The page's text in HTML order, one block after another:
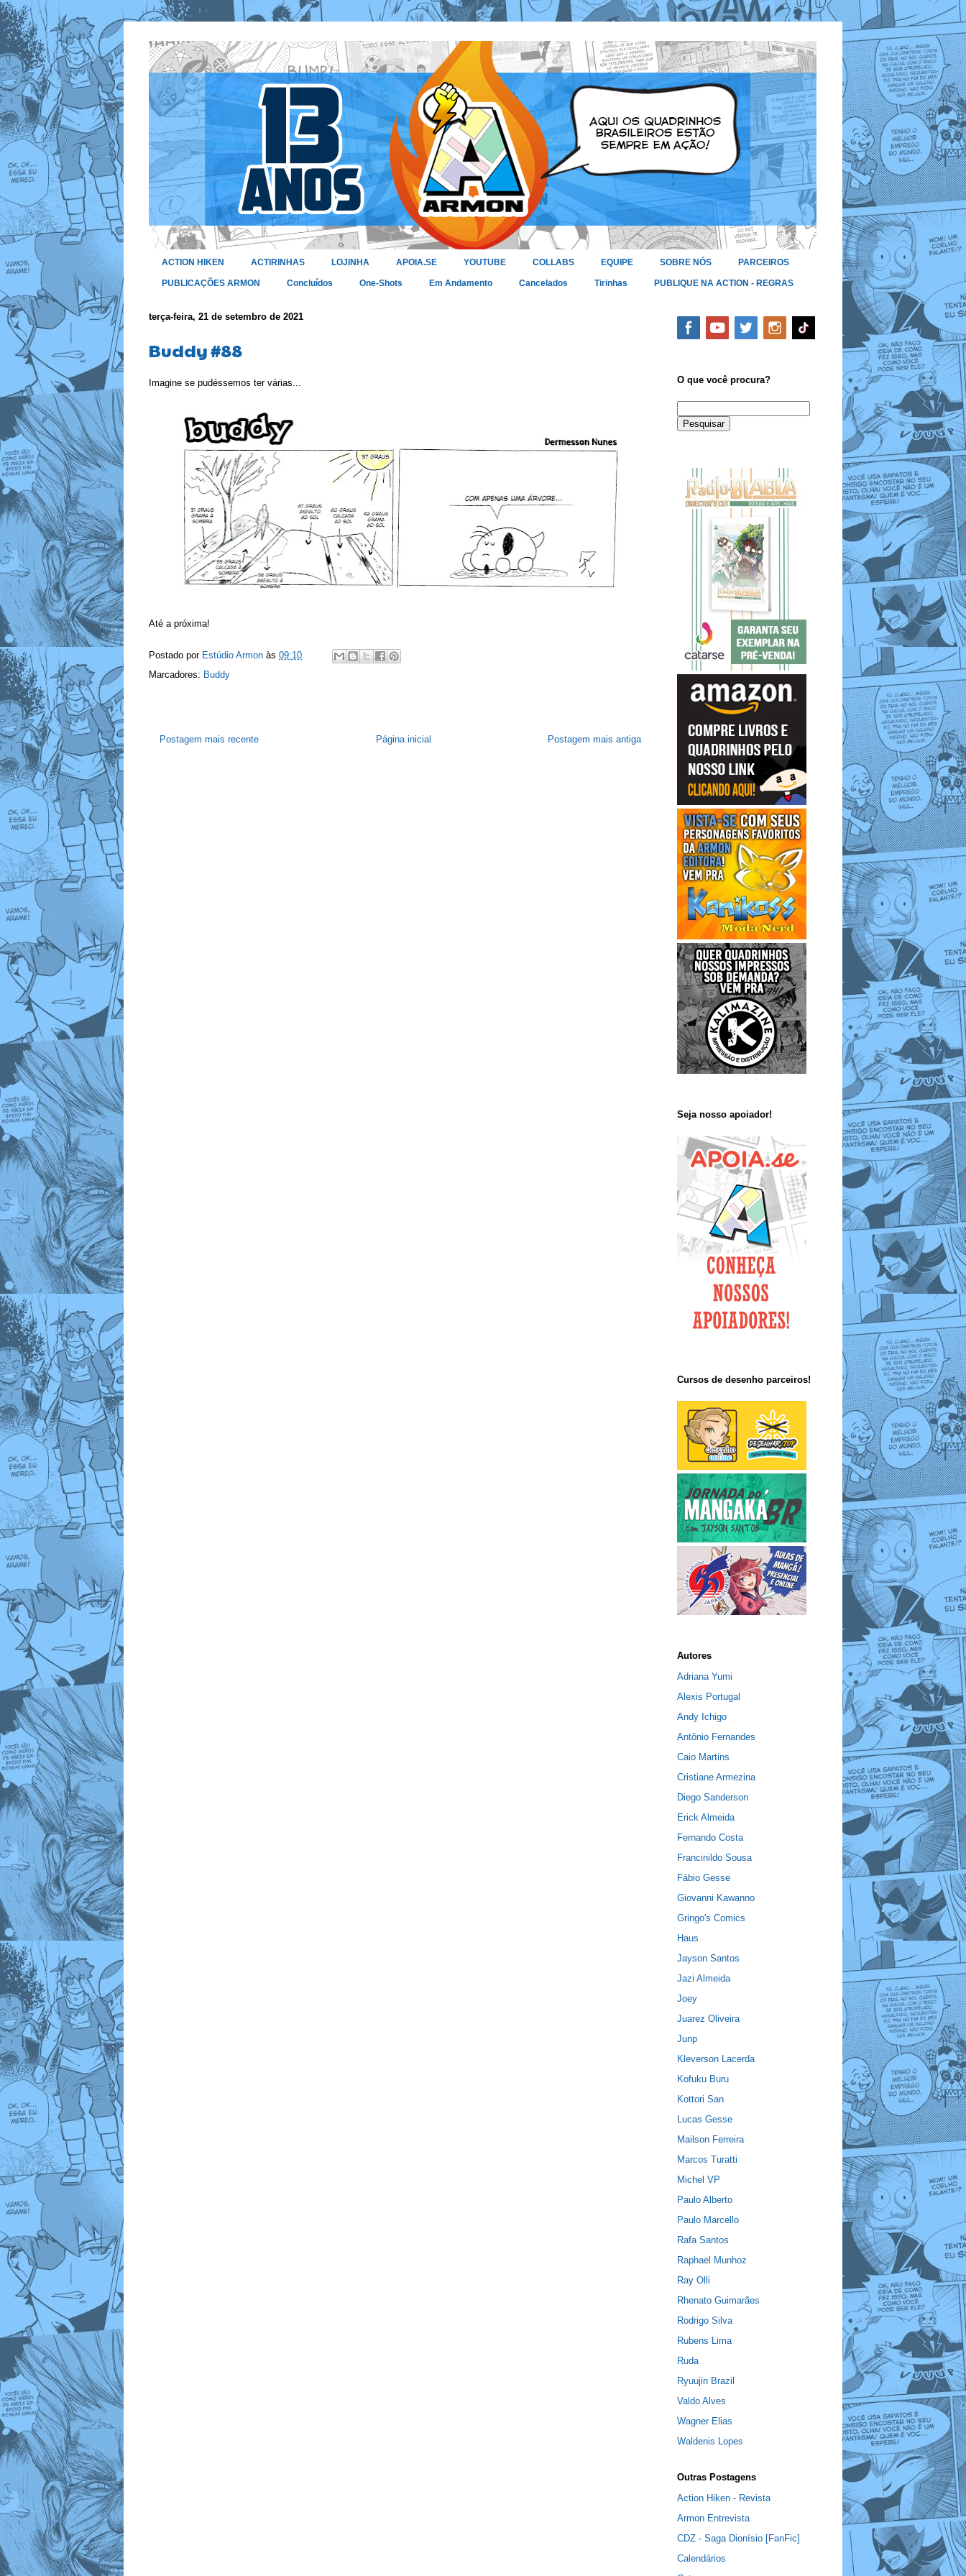
ACTION HIKEN ACTIRINHAS LOJINHA APOIA.SE YOUTUBE COLLABS EQUIPE SOBRE NÓS PARCEIROS
PUBLICAÇÕES ARMON Concluídos One-Shots Em Andamento Cancelados Tirinhas PUBLIQUE NA ACTION - REGRAS
terça-feira, 21 de setembro de 2021
Buddy #88
Imagine se pudéssemos ter várias...
Até a próxima!
Postado por Estúdio Armon às 09:10
Marcadores: Buddy
Postagem mais recente Postagem mais antiga
Página inicial
O que você procura?
Seja nosso apoiador!
Cursos de desenho parceiros!
Autores
Adriana Yumi
Alexis Portugal
Andy Ichigo
Antônio Fernandes
Caio Martins
Cristiane Armezina
Diego Sanderson
Erick Almeida
Fernando Costa
Francinildo Sousa
Fábio Gesse
Giovanni Kawanno
Gringo's Comics
Haus
Jayson Santos
Jazi Almeida
Joey
Juarez Oliveira
Junp
Kleverson Lacerda
Kofuku Buru
Kottori San
Lucas Gesse
Mailson Ferreira
Marcos Turatti
Michel VP
Paulo Alberto
Paulo Marcello
Rafa Santos
Raphael Munhoz
Ray Olli
Rhenato Guimarães
Rodrigo Silva
Rubens Lima
Ruda
Ryuujin Brazil
Valdo Alves
Wagner Elias
Waldenis Lopes
Outras Postagens
Action Hiken - Revista
Armon Entrevista
CDZ - Saga Dionísio [FanFic]
Calendários